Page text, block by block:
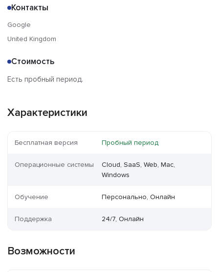
Контакты
Google
United Kingdom
Стоимость
Есть пробный период.
Характеристики
Бесплатная версия Пробный период
Операционные системы
Cloud, SaaS, Web, Mac,
Windows
Обучение Персонально, Онлайн
Поддержка 24/7, Онлайн
Возможности